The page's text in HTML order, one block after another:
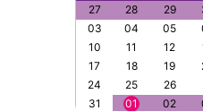
27
28 29
03
04 05
10
11 12
17
18 19
24
25 26
31
01 02